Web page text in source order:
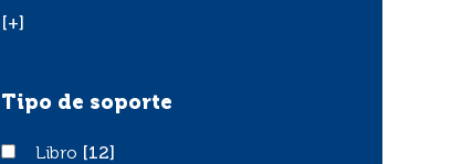
[+]
Tipo de soporte
LibroLibro [12]